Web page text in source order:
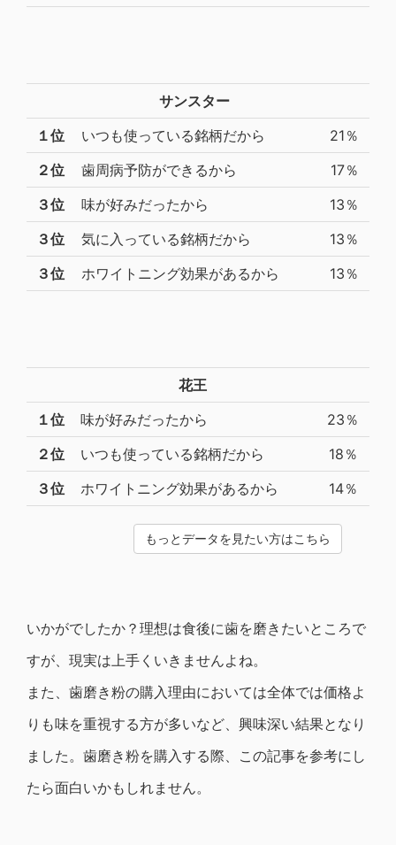
サンスター
１位
いつも使っている銘柄だから
21％
２位
歯周病予防ができるから
17％
３位
味が好みだったから
13％
３位
気に入っている銘柄だから
13％
３位
ホワイトニング効果があるから 13％
花王
１位
味が好みだったから
23％
２位
いつも使っている銘柄だから
18％
３位
ホワイトニング効果があるから 14％
もっとデータを見たい方はこちら
いかがでしたか？理想は食後に歯を磨きたいところで
すが、現実は上手くいきませんよね。
また、歯磨き粉の購入理由においては全体では価格よ
りも味を重視する方が多いなど、興味深い結果となり
ました。歯磨き粉を購入する際、この記事を参考にし
たら面白いかもしれません。